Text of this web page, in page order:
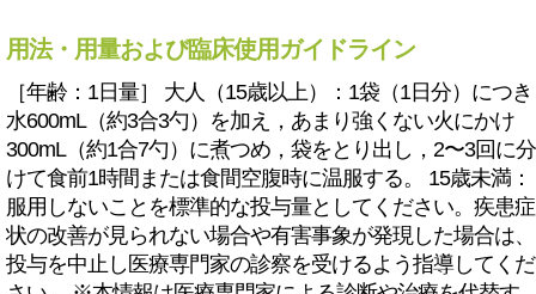
用法・用量および臨床使用ガイドライン
［年齢：1日量］ 大人（15歳以上）：1袋（1日分）につき
水600mL（約3合3勺）を加え，あまり強くない火にかけ
300mL（約1合7勺）に煮つめ，袋をとり出し，2〜3回に分
けて食前1時間または食間空腹時に温服する。 15歳未満：
服用しないことを標準的な投与量としてください。疾患症
状の改善が見られない場合や有害事象が発現した場合は、
投与を中止し医療専門家の診察を受けるよう指導してくだ